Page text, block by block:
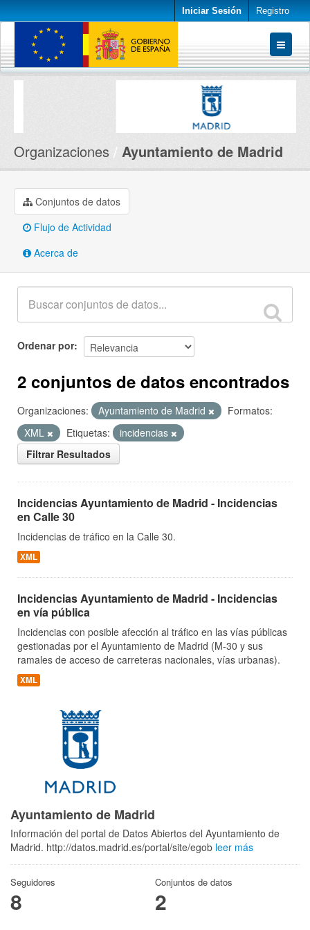
Iniciar Sesión Registro
Conjuntos de datos
Organizaciones Ayuntamiento de Madrid
Conjuntos de datos
Flujo de Actividad
Acerca de
Ordenar por
2 conjuntos de datos encontrados
Organizaciones: Ayuntamiento de Madrid
Formatos:
XML
Etiquetas:
incidencias
Filtrar Resultados
Incidencias Ayuntamiento de Madrid - Incidencias
en Calle 30
Incidencias de tráfico en la Calle 30.
XML
Incidencias Ayuntamiento de Madrid - Incidencias
en vía pública
Incidencias con posible afección al tráfico en las vías públicas
gestionadas por el Ayuntamiento de Madrid (M-30 y sus
ramales de acceso de carreteras nacionales, vías urbanas).
XML
Ayuntamiento de Madrid
Información del portal de Datos Abiertos del Ayuntamiento de
Madrid. http://datos.madrid.es/portal/site/egob leer más
Seguidores
8
Conjuntos de datos
2